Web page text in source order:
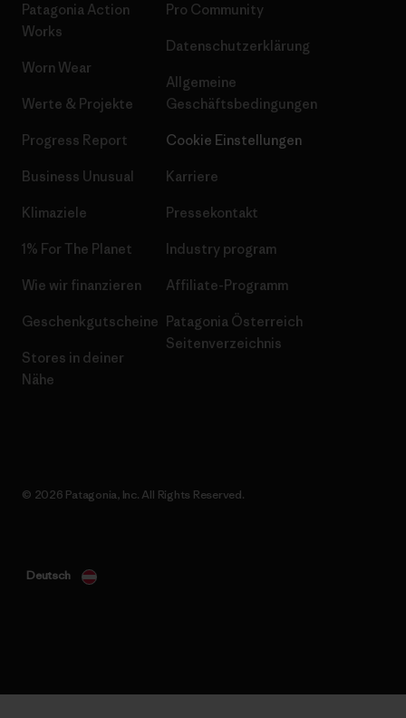
Patagonia Action
Works
Worn Wear
Werte & Projekte
Progress Report
Business Unusual
Klimaziele
1% For The Planet
Wie wir finanzieren
Geschenkgutscheine
Stores in deiner
Nähe
Pro Community
Datenschutzerklärung
Allgemeine
Geschäftsbedingungen
Cookie Einstellungen
Karriere
Pressekontakt
Industry program
Affiliate-Programm
Patagonia Österreich
Seitenverzeichnis
© 2026 Patagonia, Inc. All Rights Reserved.
Deutsch